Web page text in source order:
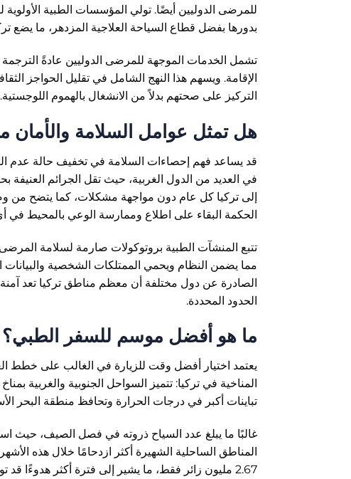
للمرضى الدوليين أيضًا. تولي المؤسسات الطبية الأولوية
بدورها بفضل قطاع السياحة العلاجية المزدهر، ما يضع تركيا ضمن أفضل 10 وجهات
تشمل الخدمات الموجهة للمرضى الدوليين عادةً
الإقامة. ويسهم هذا النهج الشامل في تقليل الحواجز
التركيز على صحتهم بدلاً من الانشغال بالهموم اللوجستية.
هل تمثل عوامل السلامة
قد يساعد فهم إحصاءات السلامة في تخفيف حالة عدم
الحكمة البقاء على اطلاع وممارسة الوعي بالمحيط في أي
تتبع المنشآت الطبية بروتوكولات صارمة لسلامة
مما يضمن النظام ويحمي الممتلكات الشخصية والبيانات
الصادرة عن دول مختلفة أن معظم مناطق تركيا تعد
الحدود المحددة.
ما هو أفضل موسم للسفر الطبي؟
يعتمد اختيار أفضل وقت للزيارة في الغالب على خطط
المناخية في تركيا: تتميز السواحل الجنوبية
تباينات أكبر في درجات الحرارة وتحافظ منطقة البحر
2.67 مليون زائر فقط، ما يشير إلى فترة أكثر